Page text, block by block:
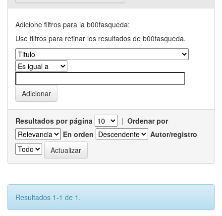
Adicione filtros para la b00fasqueda:
Use filtros para refinar los resultados de b00fasqueda.
Resultados por página | Ordenar por
En orden
Autor/registro
Resultados 1-1 de 1.